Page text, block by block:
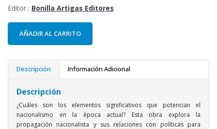
Editor : Bonilla Artigas Editores
AÑADIR AL CARRITO
Descripción Información Adicional
Descripción
¿Cuáles son los elementos significativos que potencian el
nacionalismo en la época actual? Esta obra explora la
propagación nacionalista y sus relaciones con políticas para